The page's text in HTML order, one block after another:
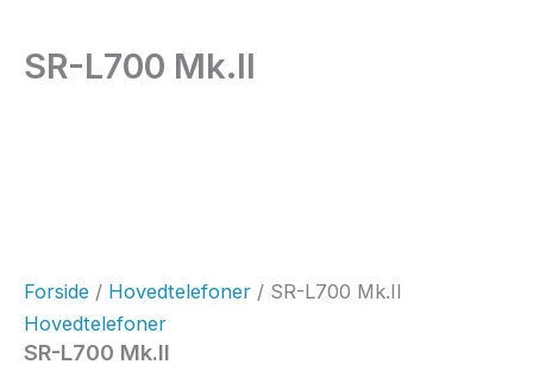
SR-L700 Mk.II
Forside / Hovedtelefoner / SR-L700 Mk.II
Hovedtelefoner
SR-L700 Mk.II